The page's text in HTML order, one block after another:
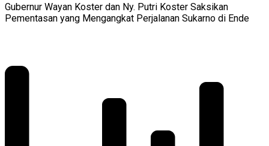
Gubernur Wayan Koster dan Ny. Putri Koster Saksikan
Pementasan yang Mengangkat Perjalanan Sukarno di Ende